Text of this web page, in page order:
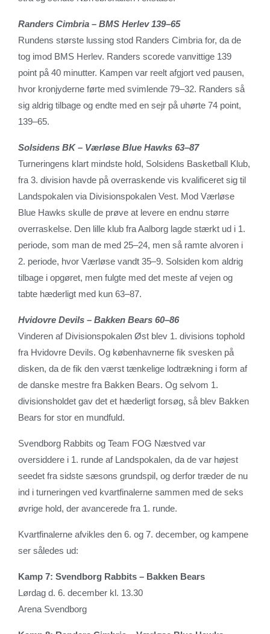
Randers Cimbria – BMS Herlev 139–65
Rundens største lussing stod Randers Cimbria for, da de
tog imod BMS Herlev. Randers scorede vanvittige 139
point på 40 minutter. Kampen var reelt afgjort ved pausen,
hvor kronjyderne førte med svimlende 79–32. Randers så
sig aldrig tilbage og endte med en sejr på uhørte 74 point,
139–65.
Solsidens BK – Værløse Blue Hawks 63–87
Turneringens klart mindste hold, Solsidens Basketball Klub,
fra 3. division havde på overraskende vis kvalificeret sig til
Landspokalen via Divisionspokalen Vest. Mod Værløse
Blue Hawks skulle de prøve at levere en endnu større
overraskelse. Den lille klub fra Aalborg lagde stærkt ud i 1.
periode, som man de med 25–24, men så ramte alvoren i
2. periode, hvor Værløse vandt 35–9. Solsiden kom aldrig
tilbage i opgøret, men fulgte med det meste af vejen og
tabte hæderligt med kun 63–87.
Hvidovre Devils – Bakken Bears 60–86
Vinderen af Divisionspokalen Øst blev 1. divisions tophold
fra Hvidovre Devils. Og københavnerne fik svesken på
disken, da de fik den værst tænkelige lodtrækning i form af
de danske mestre fra Bakken Bears. Og selvom 1.
divisionsholdet gav det et hæderligt forsøg, så blev Bakken
Bears for stor en mundfuld.
Svendborg Rabbits og Team FOG Næstved var
oversiddere i 1. runde af Landspokalen, da de var højest
seedet fra sidste sæsons grundspil, og derfor træder de nu
ind i turneringen ved kvartfinalerne sammen med de seks
øvrige hold, der avancerede fra 1. runde.
Kvartfinalerne afvikles den 6. og 7. december, og kampene
ser således ud:
Kamp 7: Svendborg Rabbits – Bakken Bears
Lørdag d. 6. december kl. 13.30
Arena Svendborg